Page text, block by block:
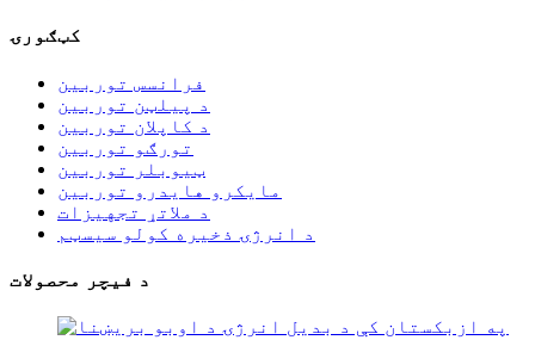
کټګورۍ
فرانسس توربین
د پیلټن توربین
د کاپلان توربین
تورګو توربین
ټیوبلر توربین
مایکرو هایدرو توربین
د ملاتړ تجهیزات
د انرژۍ ذخیره کولو سیسټم
د فیچر محصولات